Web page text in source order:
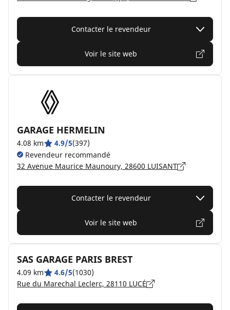
Contacter le revendeur
Voir le site web
GARAGE HERMELIN
4.08 km 4.9/5(397)
Revendeur recommandé
32 Avenue Maurice Maunoury, 28600 LUISANT
Contacter le revendeur
Voir le site web
SAS GARAGE PARIS BREST
4.09 km 4.6/5(1030)
Rue du Marechal Leclerc, 28110 LUCÉ